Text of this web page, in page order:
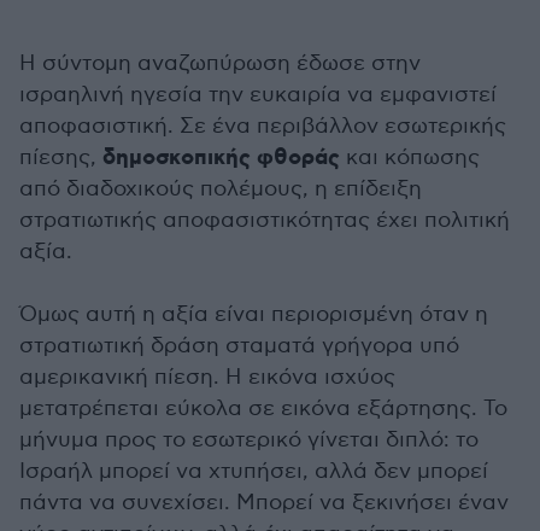
Η σύντομη αναζωπύρωση έδωσε στην
ισραηλινή ηγεσία την ευκαιρία να εμφανιστεί
αποφασιστική. Σε ένα περιβάλλον εσωτερικής
πίεσης, δημοσκοπικής φθοράς και κόπωσης
από διαδοχικούς πολέμους, η επίδειξη
στρατιωτικής αποφασιστικότητας έχει πολιτική
αξία.
Όμως αυτή η αξία είναι περιορισμένη όταν η
στρατιωτική δράση σταματά γρήγορα υπό
αμερικανική πίεση. Η εικόνα ισχύος
μετατρέπεται εύκολα σε εικόνα εξάρτησης. Το
μήνυμα προς το εσωτερικό γίνεται διπλό: το
Ισραήλ μπορεί να χτυπήσει, αλλά δεν μπορεί
πάντα να συνεχίσει. Μπορεί να ξεκινήσει έναν